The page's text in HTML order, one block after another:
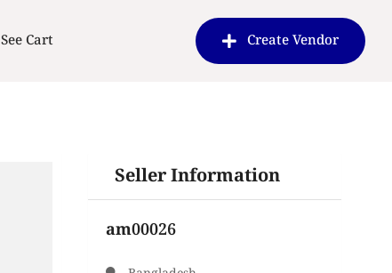
See Cart Create Vendor
Seller Information
am00026